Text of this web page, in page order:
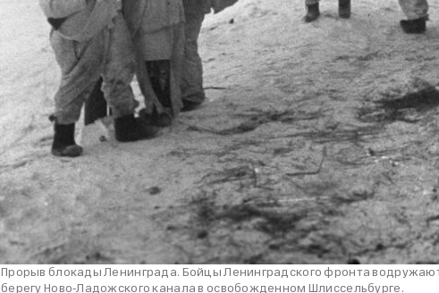
Прорыв блокады Ленинграда. Бойцы Ленинградского фронта
берегу Ново-Ладожского канала в освобожденном Шлиссельбурге.